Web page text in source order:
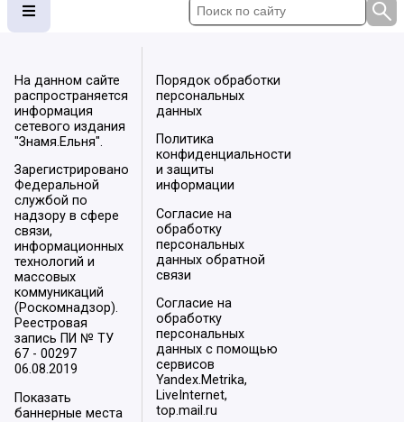
На данном сайте
распространяется
информация
сетевого издания
"Знамя.Ельня".
Зарегистрировано
Федеральной
службой по
надзору в сфере
связи,
информационных
технологий и
массовых
коммуникаций
(Роскомнадзор).
Реестровая
запись ПИ № ТУ
67 - 00297
06.08.2019
Показать
баннерные места
Порядок обработки
персональных
данных
Политика
конфиденциальности
и защиты
информации
Согласие на
обработку
персональных
данных обратной
связи
Согласие на
обработку
персональных
данных с помощью
сервисов
Yandex.Metrika,
LiveInternet,
top.mail.ru